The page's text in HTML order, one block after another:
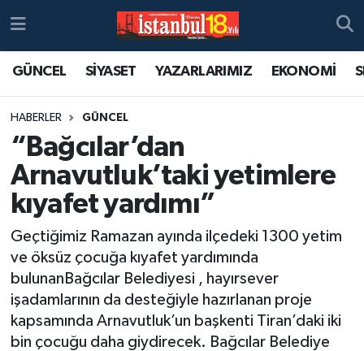
GÜNCEL SİYASET YAZARLARIMIZ EKONOMİ
HABERLER GÜNCEL
“Bağcılar’dan
Arnavutluk’taki yetimlere
kıyafet yardımı”
Geçtiğimiz Ramazan ayında ilçedeki 1300 yetim
ve öksüz çocuğa kıyafet yardımında
bulunanBağcılar Belediyesi , hayırsever
işadamlarının da desteğiyle hazırlanan proje
kapsamında Arnavutluk’un başkenti Tiran’daki iki
bin çocuğu daha giydirecek. Bağcılar Belediye